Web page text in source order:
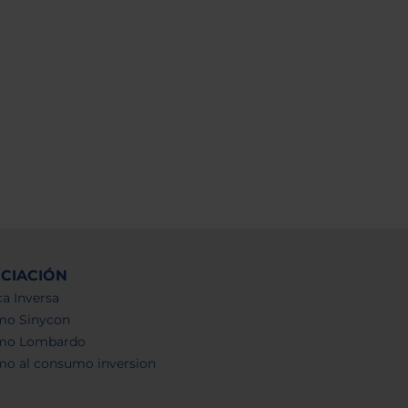
Inversa
Sinycon
Lombardo
al consumo inversion